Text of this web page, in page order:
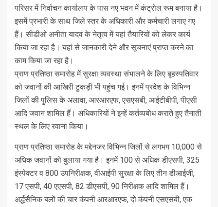
परिसर में निर्वाचन कार्यालय के पास नए भवन में कंट्रोल रूम बनाया है।
इसमें प्रभारी के साथ जिले स्तर के अधिकारी और कर्मचारी लगाए गए
हैं। सीडीओ अनीता यादव के नेतृत्व में यहां तैयारियों को लेकर कार्य
किया जा रहा है। यहां से जानकारी देने और सूचनाएं प्राप्त करने का
काम किया जा रहा है।
प्राण प्रतिष्ठा समारोह में सुरक्षा व्यवस्था संभालने के लिए बृहस्पतिवार
को जवानों की आखिरी टुकड़ी भी पहुंच गई। इनमें प्रदेश के विभिन्न
जिलों की पुलिस के अलावा, आरआरएफ, एसएसबी, आईटीबीपी, पीएसी
आदि जवान शामिल हैं। अधिकारियों ने इन्हें कर्तव्यबोध कराते हुए तैनाती
स्थल के लिए रवाना किया।
प्राण प्रतिष्ठा समारोह के मद्देनजर विभिन्न जिलों से लगभग 10,000 से
अधिक जवानों को बुलाया गया है। इनमें 100 से अधिक डीएसपी, 325
इंस्पेक्टर व 800 उपनिरीक्षक, वीआईपी सुरक्षा के लिए तीन डीआईजी,
17 एसपी, 40 एएसपी, 82 डीएसपी, 90 निरीक्षक आदि शामिल हैं।
अर्द्धसैनिक बलों की चार कंपनी आरआरएफ, दो कंपनी एसएसबी, एक